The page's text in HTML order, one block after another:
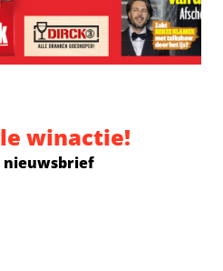
winactie!
nieuwsbrief